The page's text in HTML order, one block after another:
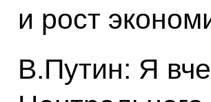
и рост
В.Путин: Я